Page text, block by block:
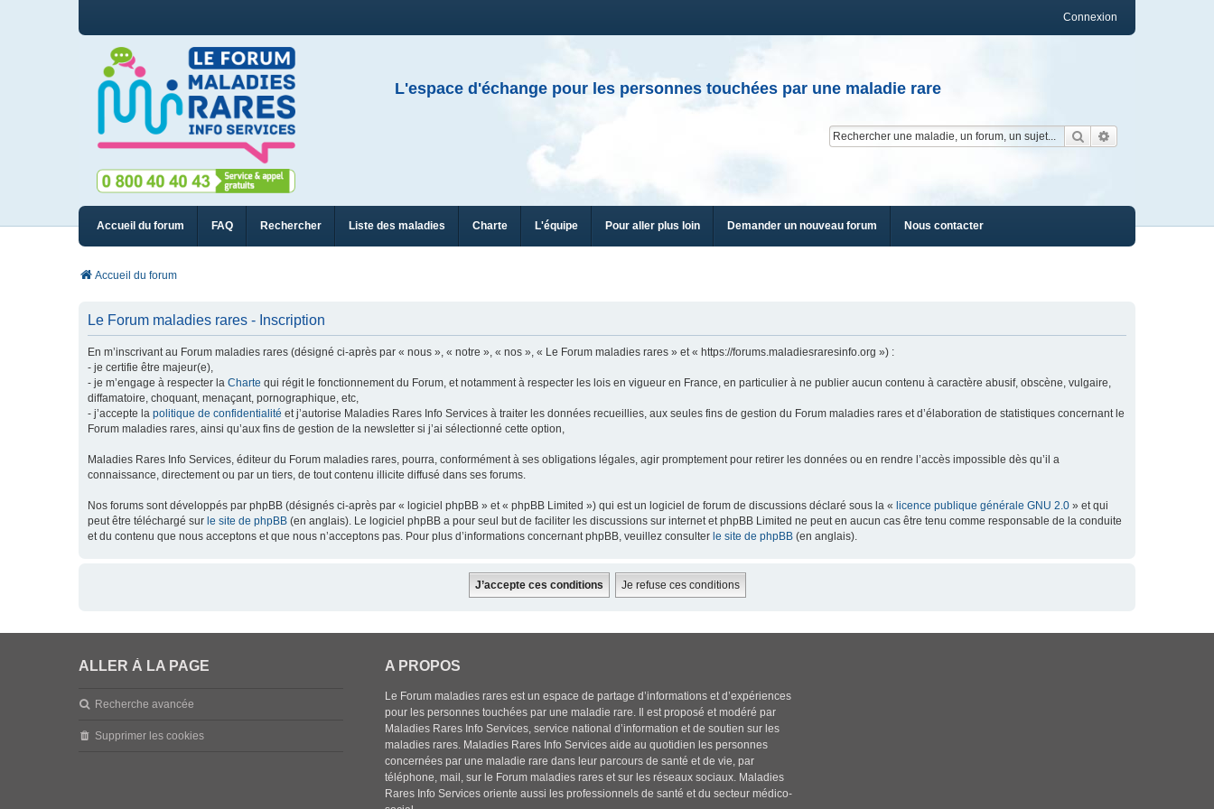
Connexion
L'espace d'échange pour les personnes touchées par une maladie rare
Rechercher
Accueil du forum FAQ Rechercher Liste des maladies Charte L'équipe Pour aller plus loin Demander un nouveau forum Nous contacter
Accueil du forum
Le Forum maladies rares - Inscription
En m’inscrivant au Forum maladies rares (désigné ci-après par « nous », « notre », « nos », « Le Forum maladies rares » et « https://forums.maladiesraresinfo.org ») :
- je certifie être majeur(e),
- je m’engage à respecter la Charte qui régit le fonctionnement du Forum, et notamment à respecter les lois en vigueur en France, en particulier à ne publier aucun contenu à caractère abusif, obscène, vulgaire,
diffamatoire, choquant, menaçant, pornographique, etc,
- j’accepte la politique de confidentialité et j’autorise Maladies Rares Info Services à traiter les données recueillies, aux seules fins de gestion du Forum maladies rares et d’élaboration de statistiques concernant le
Forum maladies rares, ainsi qu’aux fins de gestion de la newsletter si j’ai sélectionné cette option,
Maladies Rares Info Services, éditeur du Forum maladies rares, pourra, conformément à ses obligations légales, agir promptement pour retirer les données ou en rendre l’accès impossible dès qu’il a
connaissance, directement ou par un tiers, de tout contenu illicite diffusé dans ses forums.
Nos forums sont développés par phpBB (désignés ci-après par « logiciel phpBB » et « phpBB Limited ») qui est un logiciel de forum de discussions déclaré sous la « licence publique générale GNU 2.0 » et qui
peut être téléchargé sur le site de phpBB (en anglais). Le logiciel phpBB a pour seul but de faciliter les discussions sur internet et phpBB Limited ne peut en aucun cas être tenu comme responsable de la conduite
et du contenu que nous acceptons et que nous n’acceptons pas. Pour plus d’informations concernant phpBB, veuillez consulter le site de phpBB (en anglais).
ALLER À LA PAGE
Recherche avancée
Supprimer les cookies
A PROPOS
Le Forum maladies rares est un espace de partage d’informations et d’expériences
pour les personnes touchées par une maladie rare. Il est proposé et modéré par
Maladies Rares Info Services, service national d’information et de soutien sur les
maladies rares. Maladies Rares Info Services aide au quotidien les personnes
concernées par une maladie rare dans leur parcours de santé et de vie, par
téléphone, mail, sur le Forum maladies rares et sur les réseaux sociaux. Maladies
Rares Info Services oriente aussi les professionnels de santé et du secteur médico-